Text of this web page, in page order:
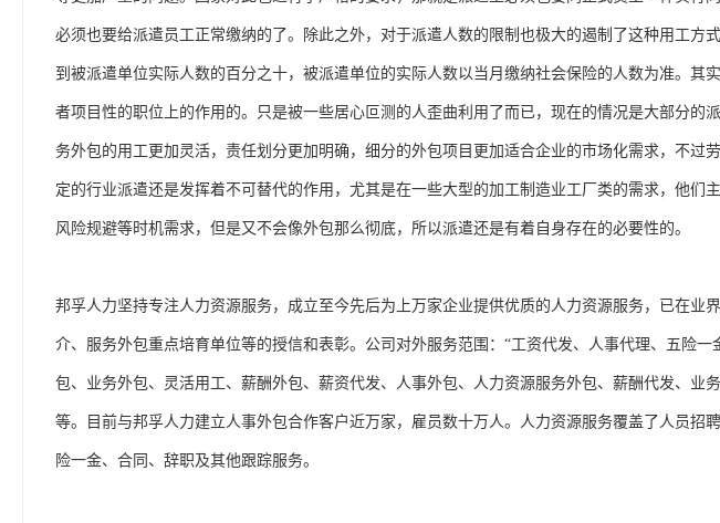
必须也要给派遣员工正常缴纳的了。除此之外，对于派遣人数的限制也极大的遏制了这种用工方
到被派遣单位实际人数的百分之十，被派遣单位的实际人数以当月缴纳社会保险的人数为准。其
者项目性的职位上的作用的。只是被一些居心叵测的人歪曲利用了而已，现在的情况是大部分的
务外包的用工更加灵活，责任划分更加明确，细分的外包项目更加适合企业的市场化需求，不过
定的行业派遣还是发挥着不可替代的作用，尤其是在一些大型的加工制造业工厂类的需求，他们
风险规避等时机需求，但是又不会像外包那么彻底，所以派遣还是有着自身存在的必要性的。
邦孚人力坚持专注人力资源服务，成立至今先后为上万家企业提供优质的人力资源服务，已在业
介、服务外包重点培育单位等的授信和表彰。公司对外服务范围：“工资代发、人事代理、五险
包、业务外包、灵活用工、薪酬外包、薪资代发、人事外包、人力资源服务外包、薪酬代发、业
等。目前与邦孚人力建立人事外包合作客户近万家，雇员数十万人。人力资源服务覆盖了人员招
险一金、合同、辞职及其他跟踪服务。